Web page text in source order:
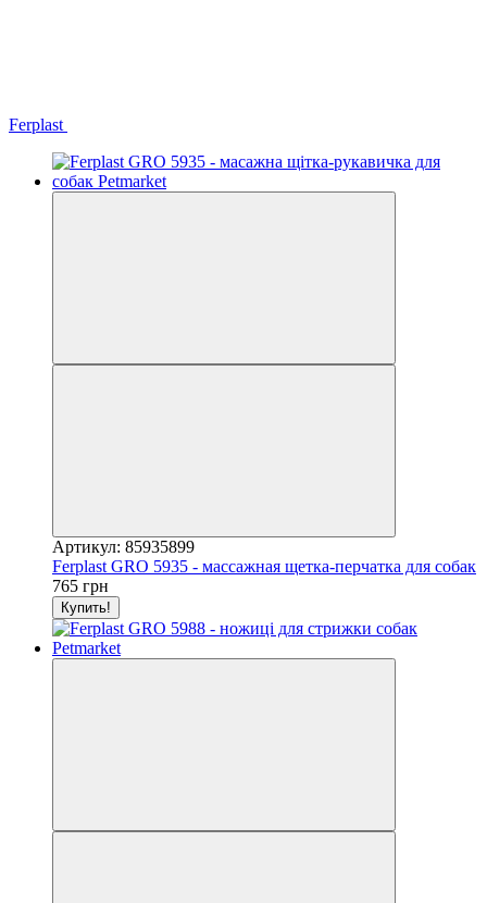
Ferplast
Артикул: 85935899
Ferplast GRO 5935 - массажная щетка-перчатка для собак
765 грн
Купить!